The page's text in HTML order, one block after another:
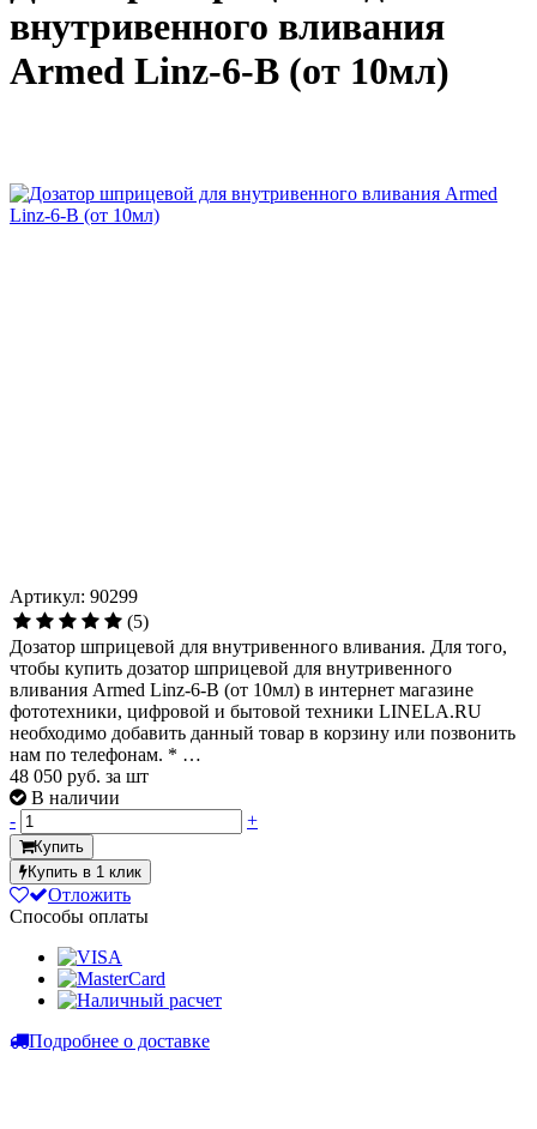
внутривенного вливания
Armed Linz-6-B (от 10мл)
Артикул: 90299
(5)
Дозатор шприцевой для внутривенного вливания. Для того,
чтобы купить дозатор шприцевой для внутривенного
вливания Armed Linz-6-B (от 10мл) в интернет магазине
фототехники, цифровой и бытовой техники LINELA.RU
необходимо добавить данный товар в корзину или позвонить
нам по телефонам. * …
48 050 руб. за шт
В наличии
-
+
Купить
Купить в 1 клик
Отложить
Способы оплаты
Подробнее о доставке